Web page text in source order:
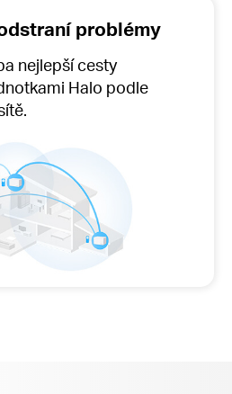
problémy
nejlepšícesty
Halo podle